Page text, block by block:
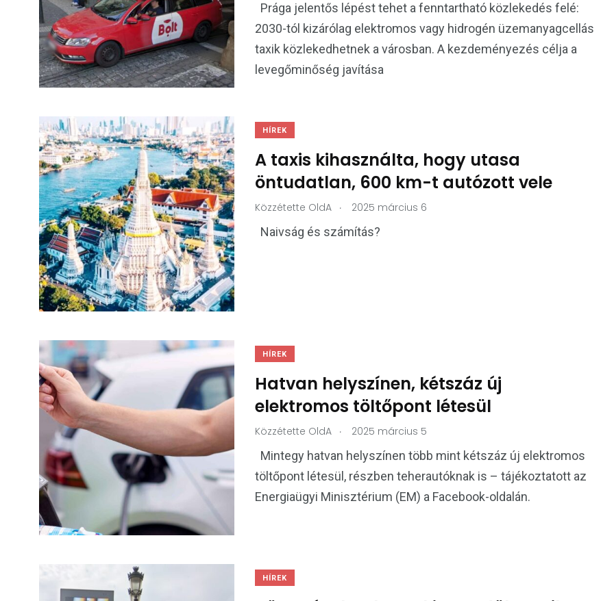
Prága jelentős lépést tehet a fenntartható közlekedés felé:
2030-tól kizárólag elektromos vagy hidrogén üzemanyagcellás
taxik közlekedhetnek a városban. A kezdeményezés célja a
levegőminőség javítása
HÍREK
A taxis kihasználta, hogy utasa
öntudatlan, 600 km-t autózott vele
Közzétette OldA . 2025 március 6
Naivság és számítás?
HÍREK
Hatvan helyszínen, kétszáz új
elektromos töltőpont létesül
Közzétette OldA . 2025 március 5
Mintegy hatvan helyszínen több mint kétszáz új elektromos
töltőpont létesül, részben teherautóknak is – tájékoztatott az
Energiaügyi Minisztérium (EM) a Facebook-oldalán.
HÍREK